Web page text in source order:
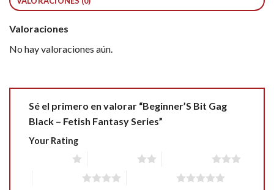
Valoraciones
No hay valoraciones aún.
Sé el primero en valorar “Beginner’S Bit Gag
Black – Fetish Fantasy Series”
Your Rating